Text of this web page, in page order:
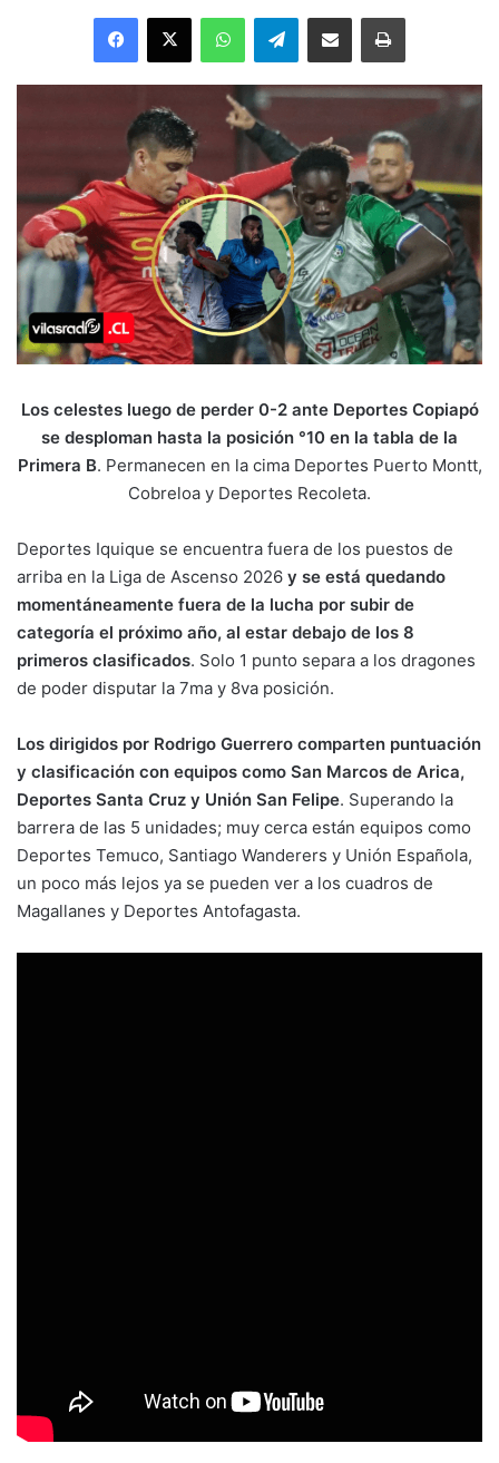
Facebook
X WhatsAppTelegramEnviar vía email Imprimir
Los celestes luego de perder 0-2 ante Deportes Copiapó
se desploman hasta la posición °10 en la tabla de la
Primera B. Permanecen en la cima Deportes Puerto Montt,
Cobreloa y Deportes Recoleta.
Deportes Iquique se encuentra fuera de los puestos de
arriba en la Liga de Ascenso 2026 y se está quedando
momentáneamente fuera de la lucha por subir de
categoría el próximo año, al estar debajo de los 8
primeros clasificados. Solo 1 punto separa a los dragones
de poder disputar la 7ma y 8va posición.
Los dirigidos por Rodrigo Guerrero comparten puntuación
y clasificación con equipos como San Marcos de Arica,
Deportes Santa Cruz y Unión San Felipe. Superando la
barrera de las 5 unidades; muy cerca están equipos como
Deportes Temuco, Santiago Wanderers y Unión Española,
un poco más lejos ya se pueden ver a los cuadros de
Magallanes y Deportes Antofagasta.